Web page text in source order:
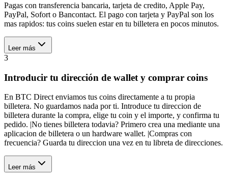
Pagas con transferencia bancaria, tarjeta de credito, Apple Pay,
PayPal, Sofort o Bancontact. El pago con tarjeta y PayPal son los
mas rapidos: tus coins suelen estar en tu billetera en pocos minutos.
Leer más
3
Introducir tu dirección de wallet y comprar coins
En BTC Direct enviamos tus coins directamente a tu propia
billetera. No guardamos nada por ti. Introduce tu direccion de
billetera durante la compra, elige tu coin y el importe, y confirma tu
pedido. |No tienes billetera todavia? Primero crea una mediante una
aplicacion de billetera o un hardware wallet. |Compras con
frecuencia? Guarda tu direccion una vez en tu libreta de direcciones.
Leer más